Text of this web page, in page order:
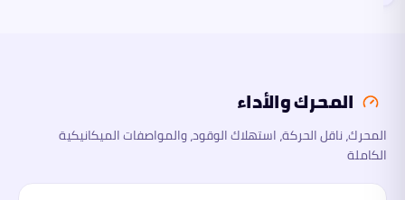
الأبعاد
المحرك والأداء
المحرك، ناقل الحركة، استهلاك الوقود، والمواصفات الميكانيكية
الكاملة